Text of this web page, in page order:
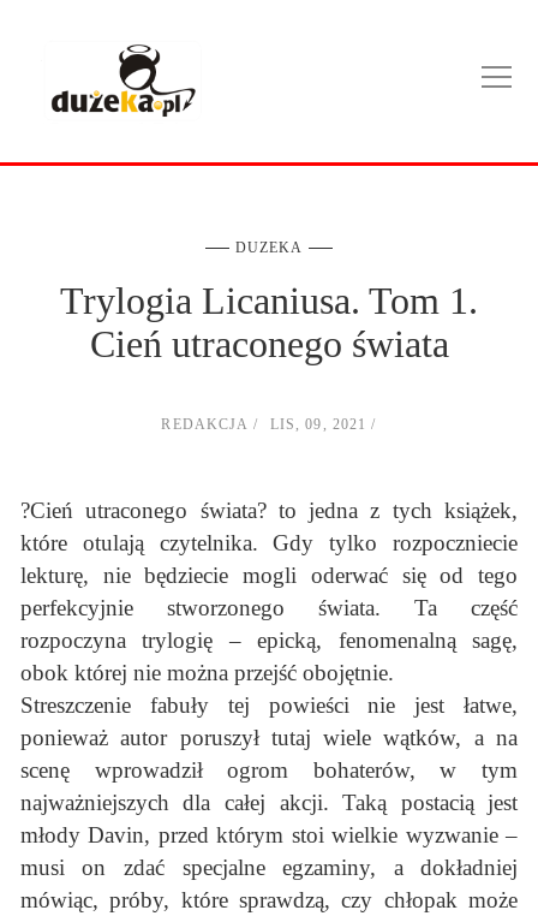
DUZEKA
Trylogia Licaniusa. Tom 1.
Cień utraconego świata
REDAKCJA LIS, 09, 2021
?Cień utraconego świata? to jedna z tych książek,
które otulają czytelnika. Gdy tylko rozpoczniecie
lekturę, nie będziecie mogli oderwać się od tego
perfekcyjnie stworzonego świata. Ta część
rozpoczyna trylogię – epicką, fenomenalną sagę,
obok której nie można przejść obojętnie.
Streszczenie fabuły tej powieści nie jest łatwe,
ponieważ autor poruszył tutaj wiele wątków, a na
scenę wprowadził ogrom bohaterów, w tym
najważniejszych dla całej akcji. Taką postacią jest
młody Davin, przed którym stoi wielkie wyzwanie –
musi on zdać specjalne egzaminy, a dokładniej
mówiąc, próby, które sprawdzą, czy chłopak może